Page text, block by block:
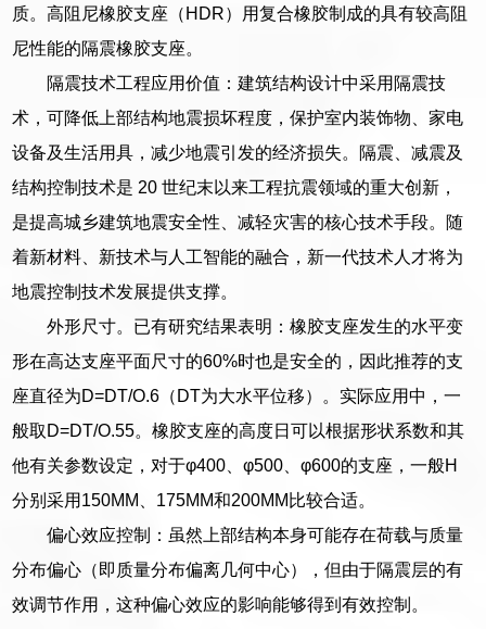
质。高阻尼橡胶支座（HDR）用复合橡胶制成的具有较高阻
尼性能的隔震橡胶支座。
隔震技术工程应用价值：建筑结构设计中采用隔震技
术，可降低上部结构地震损坏程度，保护室内装饰物、家电
设备及生活用具，减少地震引发的经济损失。隔震、减震及
结构控制技术是 20 世纪末以来工程抗震领域的重大创新，
是提高城乡建筑地震安全性、减轻灾害的核心技术手段。随
着新材料、新技术与人工智能的融合，新一代技术人才将为
地震控制技术发展提供支撑。
外形尺寸。已有研究结果表明：橡胶支座发生的水平变
形在高达支座平面尺寸的60%时也是安全的，因此推荐的支
座直径为D=DT/O.6（DT为大水平位移）。实际应用中，一
般取D=DT/O.55。橡胶支座的高度日可以根据形状系数和其
他有关参数设定，对于φ400、φ500、φ600的支座，一般H
分别采用150MM、175MM和200MM比较合适。
偏心效应控制：虽然上部结构本身可能存在荷载与质量
分布偏心（即质量分布偏离几何中心），但由于隔震层的有
效调节作用，这种偏心效应的影响能够得到有效控制。